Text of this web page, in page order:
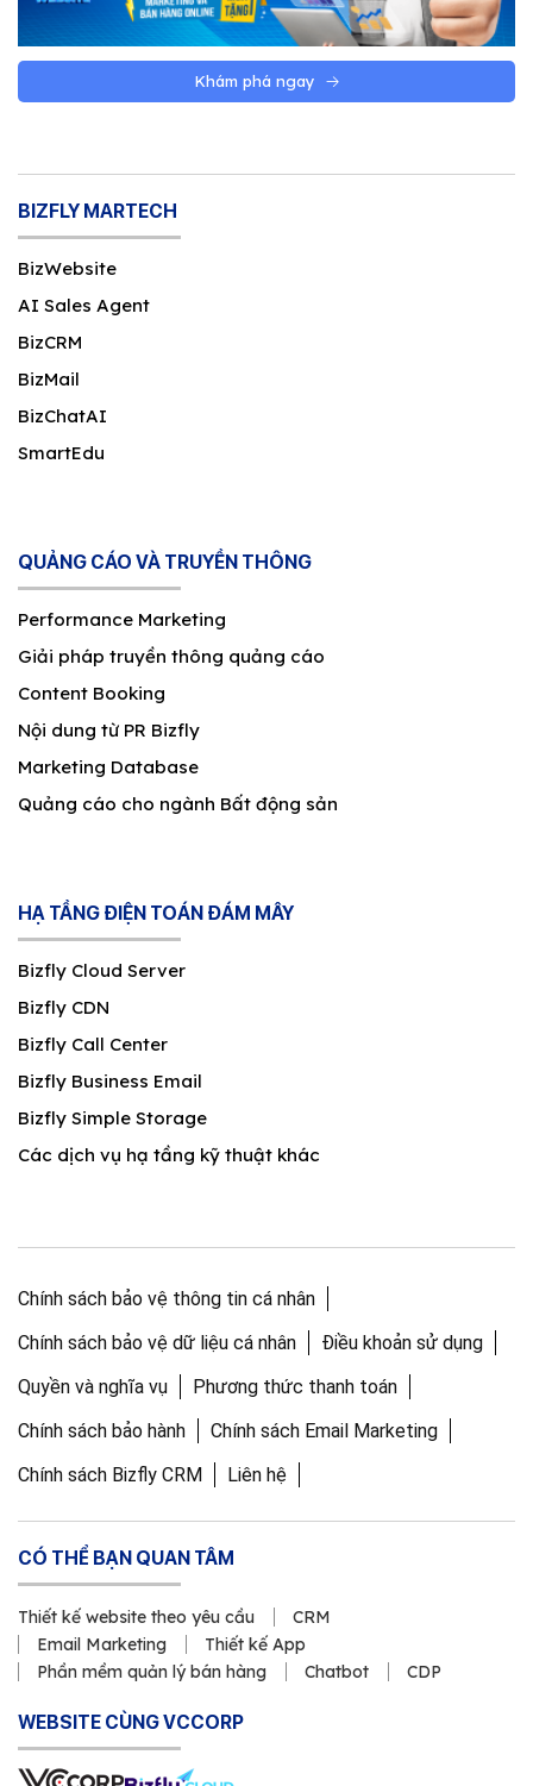
Khám phá ngay
BIZFLY MARTECH
BizWebsite
AI Sales Agent
BizCRM
BizMail
BizChatAI
SmartEdu
QUẢNG CÁO VÀ TRUYỀN THÔNG
Performance Marketing
Giải pháp truyền thông quảng cáo
Content Booking
Nội dung từ PR Bizfly
Marketing Database
Quảng cáo cho ngành Bất động sản
HẠ TẦNG ĐIỆN TOÁN ĐÁM MÂY
Bizfly Cloud Server
Bizfly CDN
Bizfly Call Center
Bizfly Business Email
Bizfly Simple Storage
Các dịch vụ hạ tầng kỹ thuật khác
Chính sách bảo vệ thông tin cá nhân
Chính sách bảo vệ dữ liệu cá nhân
Điều khoản sử dụng
Quyền và nghĩa vụ
Phương thức thanh toán
Chính sách bảo hành
Chính sách Email Marketing
Chính sách Bizfly CRM
Liên hệ
CÓ THỂ BẠN QUAN TÂM
Thiết kế website theo yêu cầu
CRM
Email Marketing
Thiết kế App
Phần mềm quản lý bán hàng
Chatbot CDP
WEBSITE CÙNG VCCORP